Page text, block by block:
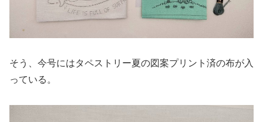
そう、今号にはタペストリー夏の図案プリント済の布が入
っている。